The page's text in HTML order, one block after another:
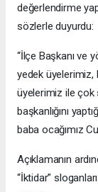
değerlendirme
sözlerle duyurdu:
“İlçe Başkanı ve
yedek üyelerimiz,
üyelerimiz ile çok
başkanlığını
baba ocağımız
Açıklamanın
“İktidar”